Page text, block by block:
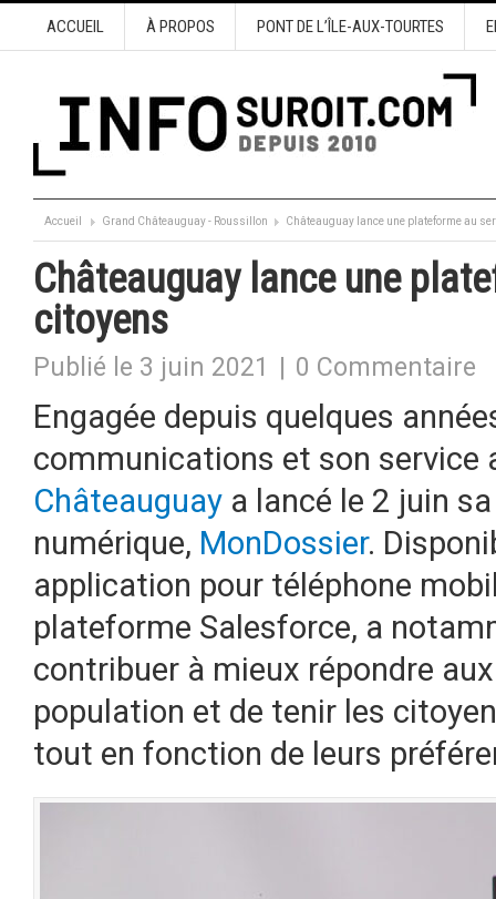
ACCUEIL À PROPOS PONT DE L’ÎLE-AUX-TOURTES
Accueil Grand Châteauguay - Roussillon Châteauguay lance une plateforme au
Châteauguay lance une
citoyens
Publié le 3 juin 2021 0 Commentaire
Engagée depuis quelques
communications et son service
Châteauguay a lancé le 2 juin
numérique, MonDossier.
application pour téléphone
plateforme Salesforce, a
contribuer à mieux répondre
population et de tenir les
tout en fonction de leurs